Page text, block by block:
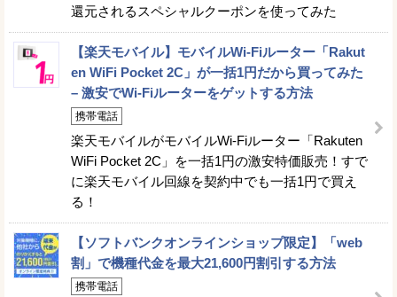
還元されるスペシャルクーポンを使ってみた
【楽天モバイル】モバイルWi-Fiルーター「Rakut
en WiFi Pocket 2C」が一括1円だから買ってみた
– 激安でWi-Fiルーターをゲットする方法
携帯電話
楽天モバイルがモバイルWi-Fiルーター「Rakuten
WiFi Pocket 2C」を一括1円の激安特価販売！すで
に楽天モバイル回線を契約中でも一括1円で買え
る！
【ソフトバンクオンラインショップ限定】「web
割」で機種代金を最大21,600円割引する方法
携帯電話